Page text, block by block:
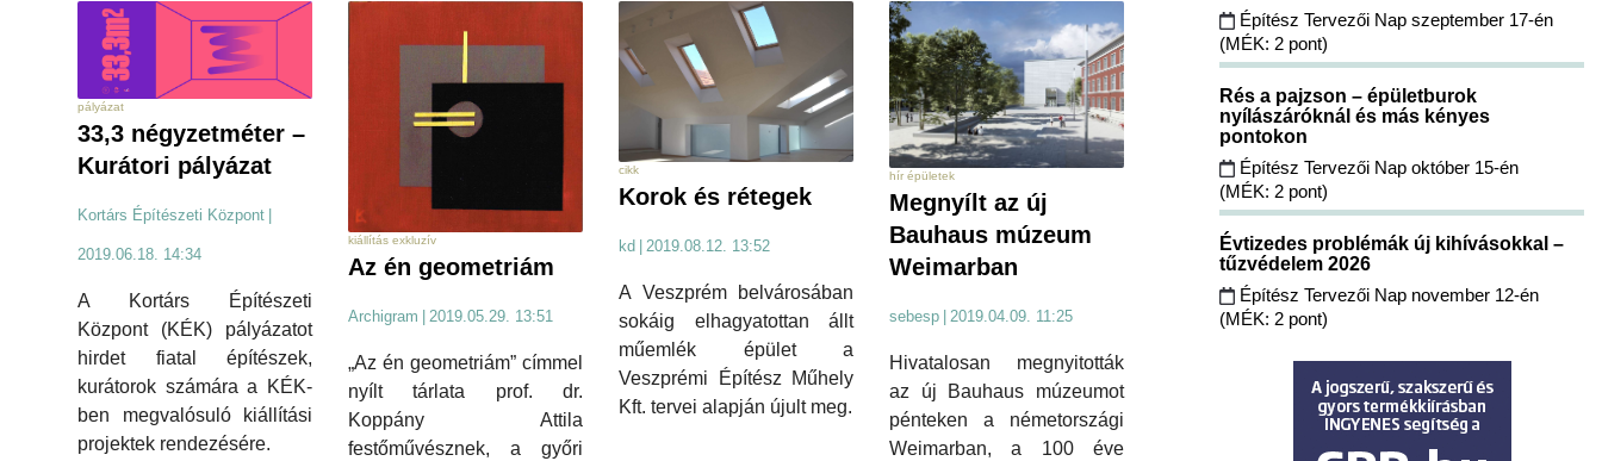
pályázat
33,3 négyzetméter –
Kurátori pályázat
Kortárs Építészeti Központ
2019.06.18. 14:34
A Kortárs Építészeti
Központ (KÉK) pályázatot
hirdet fiatal építészek,
kurátorok számára a KÉK-
ben megvalósuló kiállítási
projektek rendezésére.
kiállítás exkluzív
Az én geometriám
Archigram 2019.05.29. 13:51
„Az én geometriám” címmel
nyílt tárlata prof. dr.
Koppány Attila
festőművésznek, a győri
cikk
Korok és rétegek
kd 2019.08.12. 13:52
A Veszprém belvárosában
sokáig elhagyatottan állt
műemlék épület a
Veszprémi Építész Műhely
Kft. tervei alapján újult meg.
hír épületek
Megnyílt az új
Bauhaus múzeum
Weimarban
sebesp 2019.04.09. 11:25
Hivatalosan megnyitották
az új Bauhaus múzeumot
pénteken a németországi
Weimarban, a 100 éve
Építész Tervezői Nap szeptember 17-én
(MÉK: 2 pont)
Rés a pajzson – épületburok
nyílászáróknál és más kényes
pontokon
Építész Tervezői Nap október 15-én
(MÉK: 2 pont)
Évtizedes problémák új kihívásokkal –
tűzvédelem 2026
Építész Tervezői Nap november 12-én
(MÉK: 2 pont)